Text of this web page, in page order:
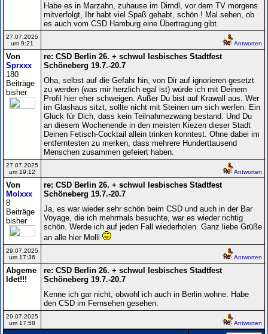
Habe es in Marzahn, zuhause im Dirndl, vor dem TV morgens
mitverfolgt, Ihr habt viel Spaß gehabt, schön ! Mal sehen, ob
es auch vom CSD Hamburg eine Übertragung gibt.
27.07.2025
um 9:21
Antworten
Von
Sprxxx
180
Beiträge
bisher
re: CSD Berlin 26. + schwul lesbisches Stadtfest
Schöneberg 19.7.-20.7
Oha, selbst auf die Gefahr hin, von Dir auf ignorieren gesetzt
zu werden (was mir herzlich egal ist) würde ich mit Deinem
Profil hier eher schweigen. Außer Du bist auf Krawall aus. Wer
im Glashaus sitzt, sollte nicht mit Steinen um sich werfen. Ein
Glück für Dich, dass kein Teilnahmezwang bestand. Und Du
an diesem Wochenende in den meisten Kiezen dieser Stadt
Deinen Fetisch-Cocktail allein trinken konntest. Ohne dabei im
entferntesten zu merken, dass mehrere Hunderttausend
Menschen zusammen gefeiert haben.
27.07.2025
um 19:12
Antworten
Von
Molxxx
8
Beiträge
bisher
re: CSD Berlin 26. + schwul lesbisches Stadtfest
Schöneberg 19.7.-20.7
Ja, es war wieder sehr schön beim CSD und auch in der Bar
Voyage, die ich mehrmals besuchte, war es wieder richtig
schön. Werde ich auf jeden Fall wiederholen. Ganz liebe Grüße
an alle hier Molli
29.07.2025
um 17:36
Antworten
Abgeme
ldet!!!
re: CSD Berlin 26. + schwul lesbisches Stadtfest
Schöneberg 19.7.-20.7
Kenne ich gar nicht, obwohl ich auch in Berlin wohne. Habe
den CSD im Fernsehen gesehen.
29.07.2025
um 17:58
Antworten